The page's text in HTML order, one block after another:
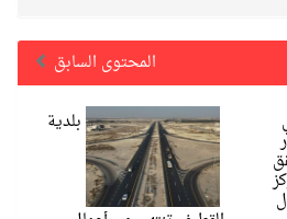
المحتوى السابق
بلدية